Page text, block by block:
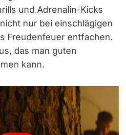
und Adrenalin-Kicks
nur bei einschlägigen
Freudenfeuer entfachen.
das man guten
kann.